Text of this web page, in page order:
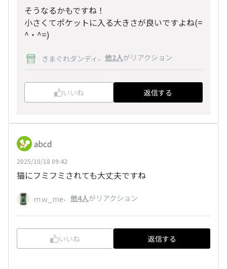
そうなるかもですね！
小さくてポケットに入る大きさが良いですよね(=
^・^=)
きまぐれダンディ 、 他2人がリアクション
いいね 返信する
abcd
2025/10/18 09:42
猫にフミフミされても大丈夫ですね
ｍｗ_me、 他4人がリアクション
いいね 返信する